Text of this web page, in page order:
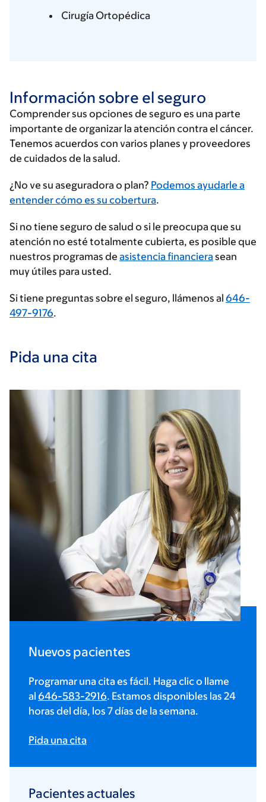
Cirugía Ortopédica
Información sobre el seguro
Comprender sus opciones de seguro es una parte
importante de organizar la atención contra el cáncer.
Tenemos acuerdos con varios planes y proveedores
de cuidados de la salud.
Ingrese
su
de
seguros
¿No ve su aseguradora o plan? Podemos ayudarle a
entender cómo es su cobertura.
Si no tiene seguro de salud o si le preocupa que su
atención no esté totalmente cubierta, es posible que
nuestros programas de asistencia financierasean
muy útiles para usted.
Si tiene preguntas sobre el seguro, llámenos al 646-
497-9176.
Pida una cita
Nuevos pacientes
Programar una cita es fácil. Haga clic o llame
al 646-583-2916. Estamos disponibles las 24
horas del día, los 7 días de la semana.
Pida una cita
Pacientes actuales